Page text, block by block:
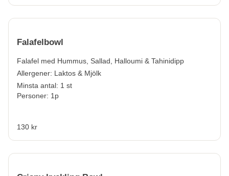
Falafelbowl
Falafel med Hummus, Sallad, Halloumi & Tahinidipp
Allergener: Laktos & Mjölk
Minsta antal: 1 st
Personer: 1p
130 kr